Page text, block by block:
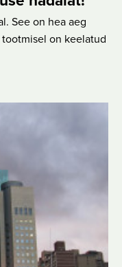
See on hea aeg
on keelatud